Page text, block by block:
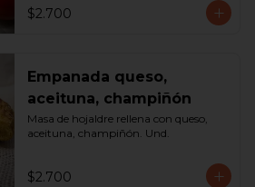
$2.700
Empanada queso,
aceituna, champiñón
Masa de hojaldre rellena con queso,
aceituna, champiñón. Und.
$2.700